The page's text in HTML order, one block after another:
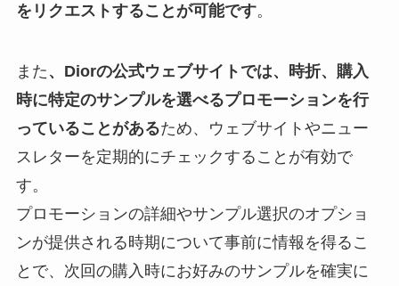
をリクエストすることが可能です。
また 、Diorの公式ウェブサイトでは、時折、購入
時に特定のサンプルを選べるプロモーションを行
っていることがあるため、ウェブサイトやニュー
スレターを定期的にチェックすることが有効で
す。
プロモーションの詳細やサンプル選択のオプショ
ンが提供される時期について事前に情報を得るこ
とで、次回の購入時にお好みのサンプルを確実に